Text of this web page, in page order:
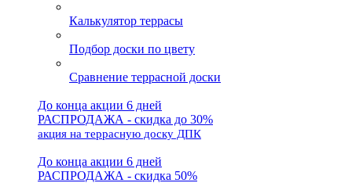
Калькулятор террасы
Подбор доски по цвету
Сравнение террасной доски
До конца акции 6 дней
РАСПРОДАЖА - скидка до 30%
акция на террасную доску ДПК
До конца акции 6 дней
РАСПРОДАЖА - скидка 50%